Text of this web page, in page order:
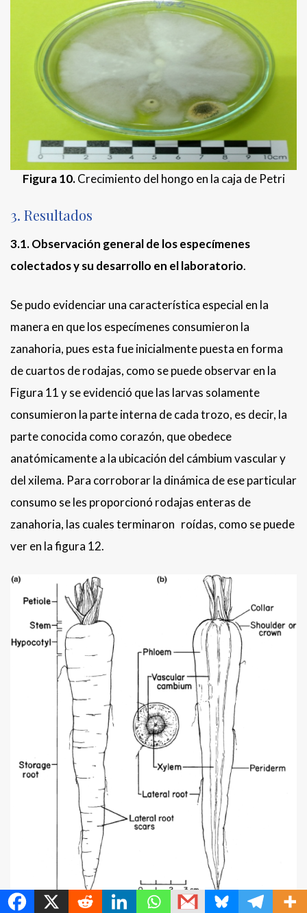
Figura 10.Crecimiento del hongo en la caja de Petri
3. Resultados
3.1. Observación general de los especímenes
colectados y su desarrollo en el laboratorio.
Se pudo evidenciar una característica especial en la
manera en que los especímenes consumieron la
zanahoria, pues esta fue inicialmente puesta en forma
de cuartos de rodajas, como se puede observar en la
Figura 11 y se evidenció que las larvas solamente
consumieron la parte interna de cada trozo, es decir, la
parte conocida como corazón, que obedece
anatómicamente a la ubicación del cámbium vascular y
del xilema. Para corroborar la dinámica de ese particular
consumo se les proporcionó rodajas enteras de
zanahoria, las cuales terminaron roídas, como se puede
ver en la figura 12.
MetroChat